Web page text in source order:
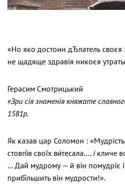
«Но яко достоин дЂлатель своєя
не щадяще здравія никоєя
Герасим Смотрицький
«Зри сія знаменія княжате
1581р.
Як казав цар Соломон : «Мудрість
стовпі́в своїх ви́тесала…. ікличе
… Дай мудрому — й він помудріє
прибі́льшить він мудрости!».